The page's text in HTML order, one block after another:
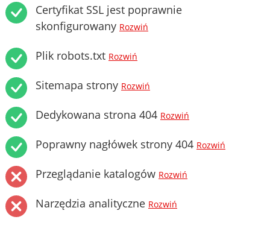
Certyfikat SSL jest poprawnie
skonfigurowany Rozwiń
Plik robots.txt Rozwiń
Sitemapa strony Rozwiń
Dedykowana strona 404 Rozwiń
Poprawny nagłówek strony 404 Rozwiń
Przeglądanie katalogów Rozwiń
Narzędzia analityczne Rozwiń